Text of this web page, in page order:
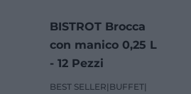
BISTROT Brocca
con manico 0,25 L
- 12 Pezzi
BEST SELLER| BUFFET|